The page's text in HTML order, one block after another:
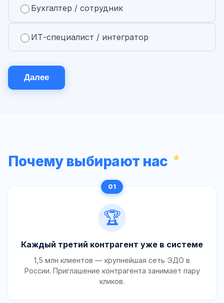
Бухгалтер / сотрудник
ИТ-специалист / интегратор
Далее
Почему выбирают нас
🏆
Каждый третий контрагент уже в системе
1,5 млн клиентов — крупнейшая сеть ЭДО в
России. Приглашение контрагента занимает пару
кликов.